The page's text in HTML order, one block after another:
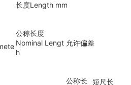
长度Length mm
公称长度
Nominal Lengt
h
允许偏差
公称长 短尺长